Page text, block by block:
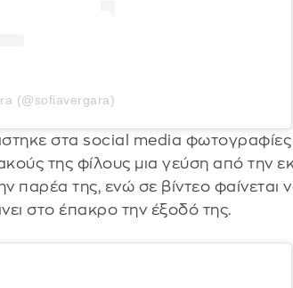
(@sofiavergara)
στα social media φωτογραφίες
της φίλους μια γεύση από την
παρέα της, ενώ σε βίντεο φαίνεται
στο έπακρο την έξοδό της.